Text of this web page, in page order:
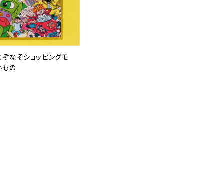
ぞなぞショッピングモ
もの